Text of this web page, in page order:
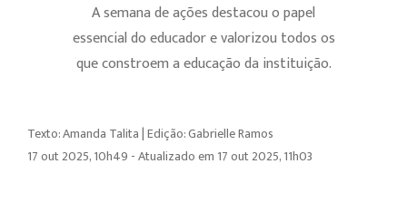
A semana de ações destacou o papel
essencial do educador e valorizou todos os
que constroem a educação da instituição.
Texto: Amanda Talita | Edição: Gabrielle Ramos
17 out 2025, 10h49 - Atualizado em 17 out 2025, 11h03